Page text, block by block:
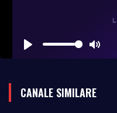
Mute
CANALE SIMILARE